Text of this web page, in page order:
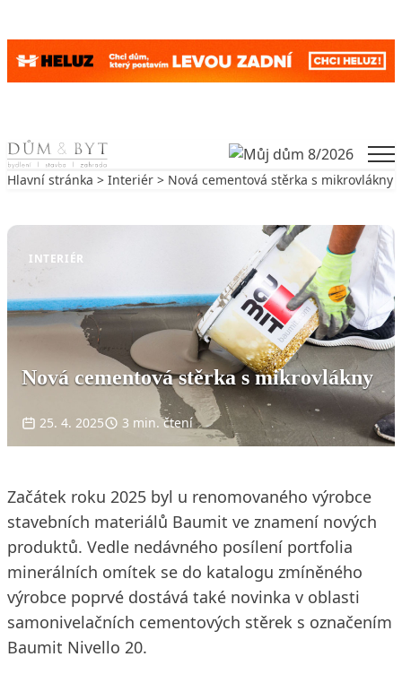
Skip to content
Hlavní stránka > Interiér > Nová cementová stěrka s mikrovlákny
INTERIÉR
Nová cementová stěrka s mikrovlákny
25. 4. 2025 3 min. čtení
Začátek roku 2025 byl u renomovaného výrobce
stavebních materiálů Baumit ve znamení nových
produktů. Vedle nedávného posílení portfolia
minerálních omítek se do katalogu zmíněného
výrobce poprvé dostává také novinka v oblasti
samonivelačních cementových stěrek s označením
Baumit Nivello 20.